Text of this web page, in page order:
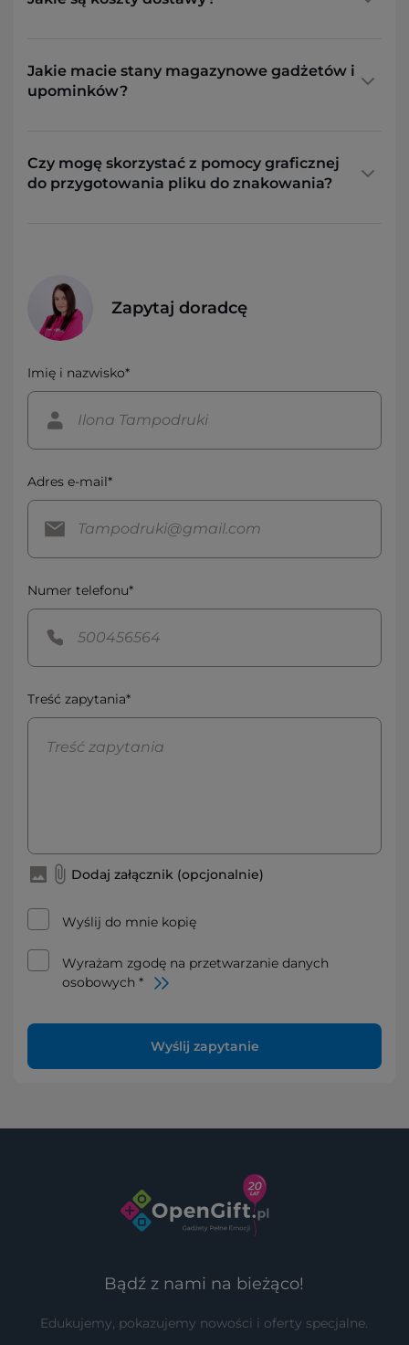
Jakie macie stany magazynowe gadżetów i
upominków?
Czy mogę skorzystać z pomocy graficznej
do przygotowania pliku do znakowania?
Zapytaj doradcę
Imię i nazwisko*
Adres e-mail*
Numer telefonu*
Treść zapytania*
Dodaj załącznik (opcjonalnie)
Wyślij do mnie kopię
Wyrażam zgodę na przetwarzanie danych
osobowych *
Wyślij zapytanie
Bądź z nami na bieżąco!
Edukujemy, pokazujemy nowości i oferty specjalne.